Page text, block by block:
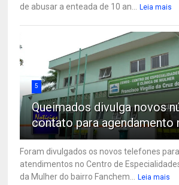
de abusar a enteada de 10 an...
Leia mais
5
Queimados divulga novos
contato para agendamento
Foram divulgados os novos telefones
atendimentos no Centro de
da Mulher do bairro Fanchem...
Leia mais